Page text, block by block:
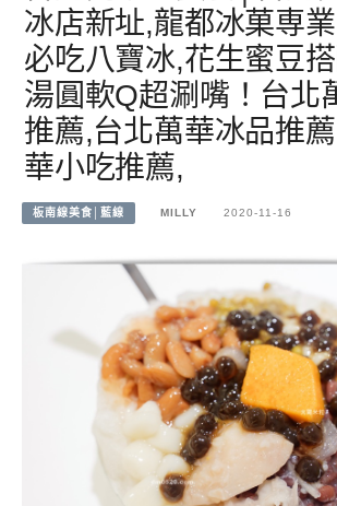
冰店新址,龍都冰菓専
必吃八寶冰,花生蜜豆
湯圓軟Q超涮嘴！台北
推薦,台北萬華冰品推
華小吃推薦,
板南線美食│藍線 MILLY 2020-11-16